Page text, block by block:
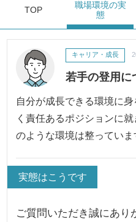
TOP
職場環境の実
態
若手の登用に
キャリア・成長
自分が成長できる環境に
く責任あるポジションに
のような環境は整っていま
実態はこうです
ご質問いただき誠にあり